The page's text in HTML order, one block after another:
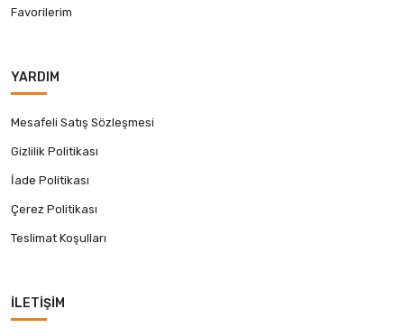
Favorilerim
YARDIM
Mesafeli Satış Sözleşmesi
Gizlilik Politikası
İade Politikası
Çerez Politikası
Teslimat Koşulları
İLETIŞIM